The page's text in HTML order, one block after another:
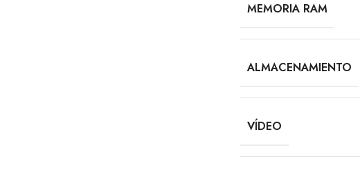
MEMORIA RAM
ALMACENAMIENTO
VÍDEO